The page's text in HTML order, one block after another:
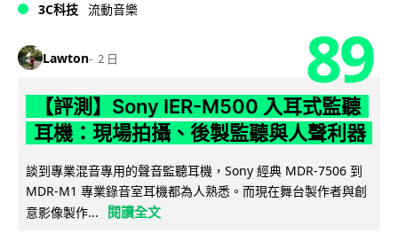
3C科技 流動音樂
Lawton 2 日 89
【評測】Sony IER-M500 入耳式監聽
耳機：現場拍攝、後製監聽與人聲利器
談到專業混音專用的聲音監聽耳機，Sony 經典 MDR-7506 到
MDR-M1 專業錄音室耳機都為人熟悉。而現在舞台製作者與創
意影像製作...
閱讀全文